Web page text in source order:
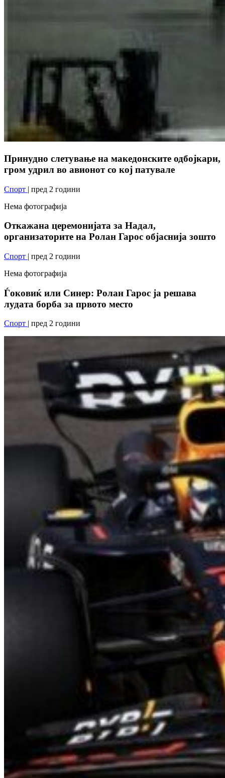
Принудно слетување на македонските одбојкари,
гром удрил во авионот со кој патувале
Спорт | пред 2 години
Нема фотографија
Откажана церемонијата за Надал,
организаторите на Ролан Гарос објаснија зошто
Спорт | пред 2 години
Нема фотографија
Ѓоковиќ или Синер: Ролан Гарос ја решава
лудата борба за првото место
Спорт | пред 2 години